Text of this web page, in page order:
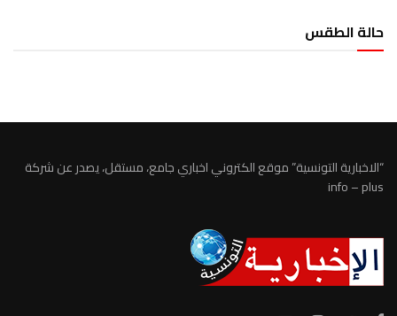
حالة الطقس
“الاخبارية التونسية” موقع الكتروني اخباري جامع، مستقل، يصدر عن شركة
info – plus